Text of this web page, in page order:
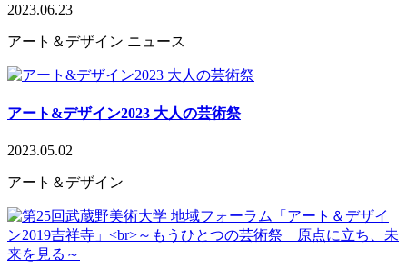
2023.06.23
アート＆デザイン ニュース
アート&デザイン2023 大人の芸術祭
2023.05.02
アート＆デザイン